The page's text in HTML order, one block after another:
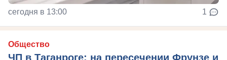
сегодня в 13:00 1
Общество
ЧП в Таганроге: на пересечении Фрунзе и